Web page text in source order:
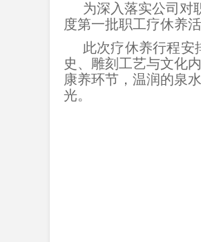
为深入落实公司对
度第一批职工疗休养
此次疗休养行程安
史、雕刻工艺与文化
康养环节，温润的泉
光。